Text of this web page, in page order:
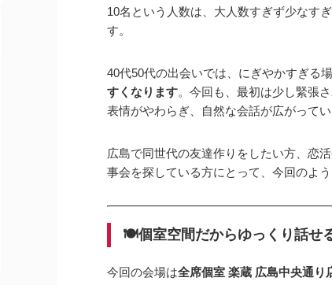
10名という人数は、大人数すぎず少なすぎ
す。
40代50代の出会いでは、にぎやかすぎる
すくなります。今回も、最初は少し緊張
表情がやわらぎ、自然な会話が広がって
広島で同世代の友達作りをしたい方、恋
事会を探している方にとって、今回のよ
🍽️個室空間だからゆっくり話せ
今回の会場は全席個室 楽蔵 広島中央通り